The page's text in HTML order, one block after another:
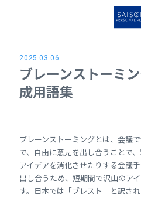
2025.03.06
ブレーンストーミ
成用語集
ブレーンストーミングとは、会議
で、自由に意見を出し合うことで
アイデアを消化させたりする会議
出し合うため、短期間で沢山のア
す。日本では「ブレスト」と訳され